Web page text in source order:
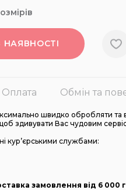
Оплата Обмін та
швидко обробляти та
здивувати Вас чудовим
кур’єрськими службами:
замовлення від 6 000